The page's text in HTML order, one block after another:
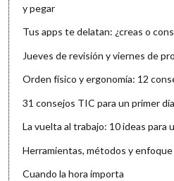
y pegar
Tus apps te delatan: ¿creas o
Jueves de revisión y viernes de
Orden físico y ergonomía: 12
31 consejos TIC para un primer
La vuelta al trabajo: 10 ideas para
Herramientas, métodos y enfoque
Cuando la hora importa